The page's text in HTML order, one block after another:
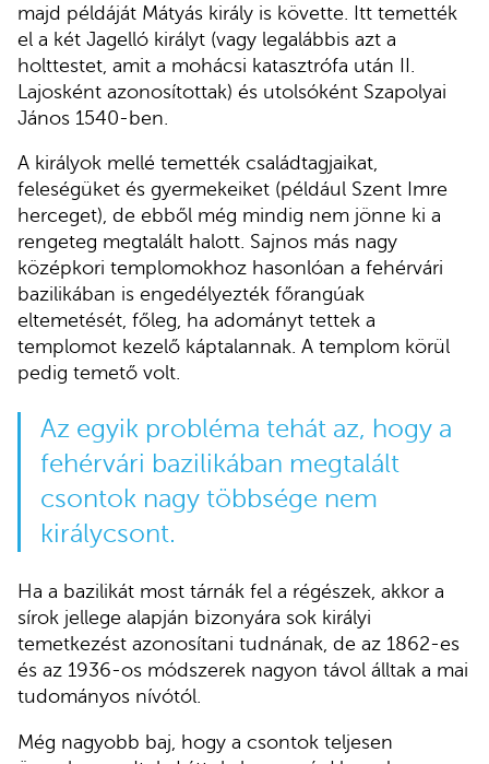
majd példáját Mátyás király is követte. Itt temették
el a két Jagelló királyt (vagy legalábbis azt a
holttestet, amit a mohácsi katasztrófa után II.
Lajosként azonosítottak) és utolsóként Szapolyai
János 1540-ben.
A királyok mellé temették családtagjaikat,
feleségüket és gyermekeiket (például Szent Imre
herceget), de ebből még mindig nem jönne ki a
rengeteg megtalált halott. Sajnos más nagy
középkori templomokhoz hasonlóan a fehérvári
bazilikában is engedélyezték főrangúak
eltemetését, főleg, ha adományt tettek a
templomot kezelő káptalannak. A templom körül
pedig temető volt.
Az egyik probléma tehát az, hogy a
fehérvári bazilikában megtalált
csontok nagy többsége nem
királycsont.
Ha a bazilikát most tárnák fel a régészek, akkor a
sírok jellege alapján bizonyára sok királyi
temetkezést azonosítani tudnának, de az 1862-es
és az 1936-os módszerek nagyon távol álltak a mai
tudományos nívótól.
Még nagyobb baj, hogy a csontok teljesen